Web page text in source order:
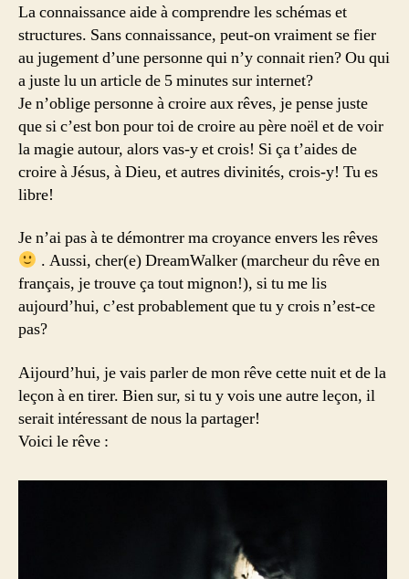
La connaissance aide à comprendre les schémas et
structures. Sans connaissance, peut-on vraiment se fier
au jugement d’une personne qui n’y connait rien? Ou qui
a juste lu un article de 5 minutes sur internet?
Je n’oblige personne à croire aux rêves, je pense juste
que si c’est bon pour toi de croire au père noël et de voir
la magie autour, alors vas-y et crois! Si ça t’aides de
croire à Jésus, à Dieu, et autres divinités, crois-y! Tu es
libre!
Je n’ai pas à te démontrer ma croyance envers les rêves
. Aussi, cher(e) DreamWalker (marcheur du rêve en
français, je trouve ça tout mignon!), si tu me lis
aujourd’hui, c’est probablement que tu y crois n’est-ce
pas?
Aijourd’hui, je vais parler de mon rêve cette nuit et de la
leçon à en tirer. Bien sur, si tu y vois une autre leçon, il
serait intéressant de nous la partager!
Voici le rêve :